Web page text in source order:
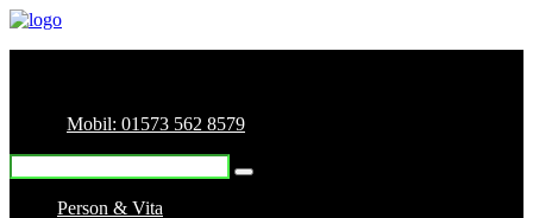
Mobil: 01573 562 8579
Person & Vita